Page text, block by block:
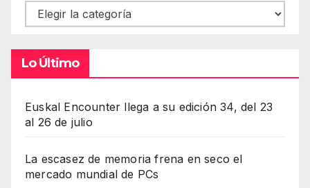
Contenidos
Lo Último
Euskal Encounter llega a su edición 34, del 23
al 26 de julio
La escasez de memoria frena en seco el
mercado mundial de PCs